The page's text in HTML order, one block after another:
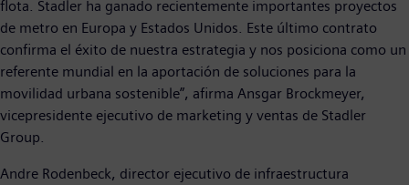
flota. Stadler ha ganado recientemente importantes proyectos
de metro en Europa y Estados Unidos. Este último contrato
confirma el éxito de nuestra estrategia y nos posiciona como un
referente mundial en la aportación de soluciones para la
movilidad urbana sostenible”, afirma Ansgar Brockmeyer,
vicepresidente ejecutivo de marketing y ventas de Stadler
Group.
Andre Rodenbeck, director ejecutivo de infraestructura